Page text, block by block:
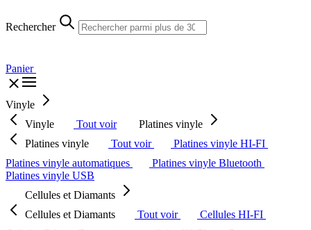
Rechercher
Panier
Vinyle
Vinyle
Tout voir
Platines vinyle
Platines vinyle
Tout voir
Platines vinyle HI-FI
Platines vinyle automatiques
Platines vinyle Bluetooth
Platines vinyle USB
Cellules et Diamants
Cellules et Diamants
Tout voir
Cellules HI-FI